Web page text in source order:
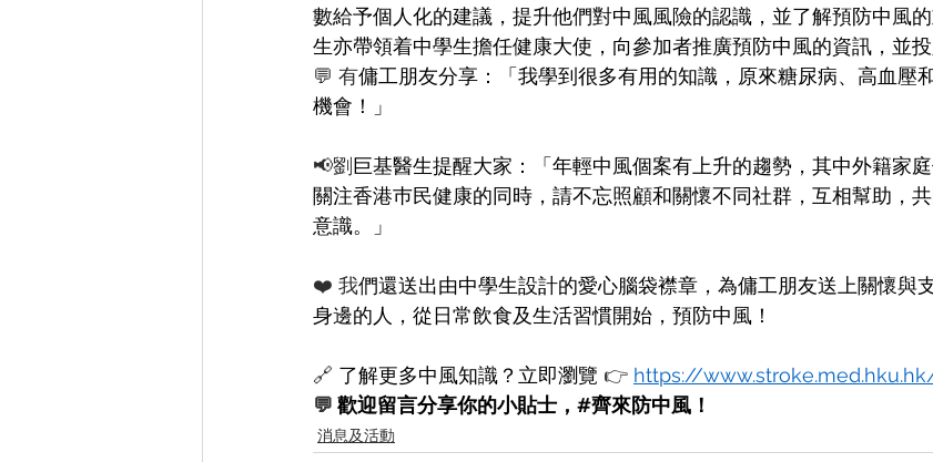
數給予個人化的建議，提升他們對中風風險的認識，並了解預防中風
生亦帶領着中學生擔任健康大使，向參加者推廣預防中風的資訊，並
💬 有傭工朋友分享：「我學到很多有用的知識，原來糖尿病、高血壓
機會！」
📢劉巨基醫生提醒大家：「年輕中風個案有上升的趨勢，其中外籍家
關注香港巿民健康的同時，請不忘照顧和關懷不同社群，互相幫助，
意識。」
❤️ 我們還送出由中學生設計的愛心腦袋襟章，為傭工朋友送上關懷與
身邊的人，從日常飲食及生活習慣開始，預防中風！
🔗 了解更多中風知識？立即瀏覽 👉 https://
💬 歡迎留言分享你的小貼士，#齊來防中風！
消息及活動